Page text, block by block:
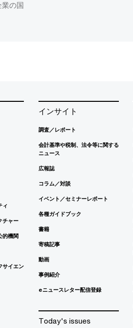
の国
ィ
チャー
的機関
サイエン
インサイト
調査／レポート
会計基準や税制、法令等に関する
ニュース
広報誌
コラム／対談
イベント／セミナーレポート
各種ガイドブック
書籍
寄稿記事
動画
事例紹介
eニュースレター配信登録
Today's issues